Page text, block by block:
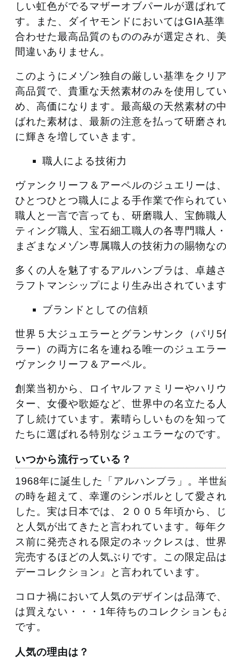
しい虹色がでるマザーオブパールが選ばれ
す。また、ダイヤモンドにおいてはGIA基
合わせた最高品質のもののみが選定され、
間違いありません。
このようにメゾン独自の厳しい基準をクリ
高品質で、貴重な天然素材のみを使用して
め、高価になります。最高級の天然素材の
ばれた素材は、最新の注意を払って研磨さ
に輝きを増していきます。
職人による技術力
ヴァンクリーフ＆アーペルのジュエリーは
ひとつひとつ職人による手作業で作られて
職人と一言で言っても、研磨職人、宝飾職
ティング職人、宝石細工職人の各専門職人
まざまなメゾン専属職人の技術力の賜物な
多くの人を魅了するアルハンブラは、卓越
ラフトマンシップにより生み出されていま
ブランドとしての信頼
世界５大ジュエラーとグランサンク（パリ5
ラー）の両方に名を連ねる唯一のジュエラ
ヴァンクリーフ＆アーペル。
創業当初から、ロイヤルファミリーやハリ
ター、女優や歌姫など、世界中の名立たる
了し続けています。素晴らしいものを知っ
たちに選ばれる特別なジュエラーなのです
いつから流行っている？
1968年に誕生した「アルハンブラ」。半世
の時を超えて、幸運のシンボルとして愛さ
した。実は日本では、２００５年頃から、
と人気が出てきたと言われています。毎年
ス前に発売される限定のネックレスは、世
完売するほどの人気ぶりです。この限定品
デーコレクション』と言われています。
コロナ禍において人気のデザインは品薄で
は買えない・・・1年待ちのコレクションも
です。
人気の理由は？